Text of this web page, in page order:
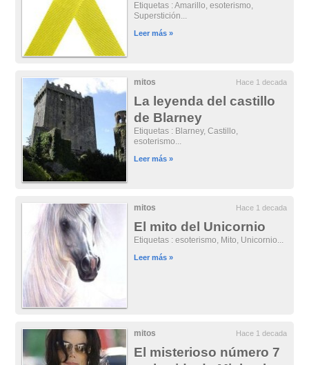
Etiquetas : Amarillo, esoterismo,
Superstición...
Leer más »
mitos Hace 1 decada
La leyenda del castillo
de Blarney
Etiquetas : Blarney, Castillo,
esoterismo...
Leer más »
mitos Hace 1 decada
El mito del Unicornio
Etiquetas : esoterismo, Mito, Unicornio...
Leer más »
mitos Hace 1 decada
El misterioso número 7